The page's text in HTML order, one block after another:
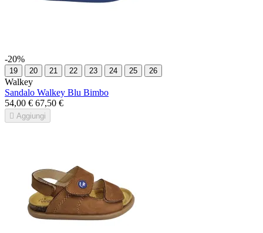
-20%
19 20 21 22 23 24 25 26
Walkey
Sandalo Walkey Blu Bimbo
54,00 € 67,50 €
 Aggiungi